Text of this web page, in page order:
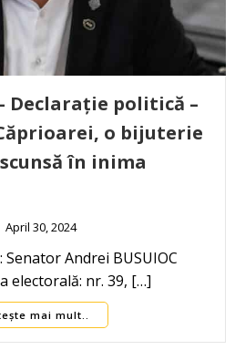
Declarație politică –
o bijuterie
în inima
April 30, 2024
Andrei BUSUIOC
electorală: nr. 39, […]
mai mult..